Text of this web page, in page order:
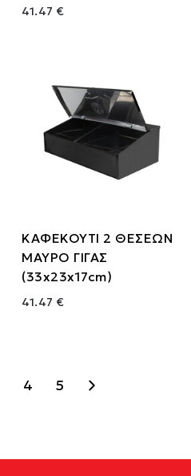
41.47 €
ΚΑΦΕΚΟΥΤΙ 2 ΘΕΣΕΩΝ
ΜΑΥΡΟ ΓΙΓΑΣ
(33x23x17cm)
41.47 €
4 5